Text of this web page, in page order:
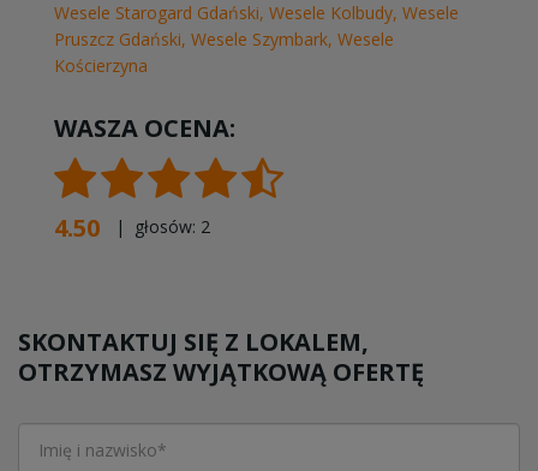
Wesele Starogard Gdański, Wesele Kolbudy, Wesele
Pruszcz Gdański, Wesele Szymbark, Wesele
Kościerzyna
WASZA OCENA:
4.50 | głosów: 2
SKONTAKTUJ SIĘ Z LOKALEM,
OTRZYMASZ WYJĄTKOWĄ OFERTĘ